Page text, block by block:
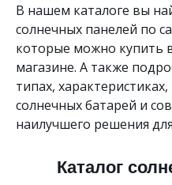
В нашем каталоге вы
солнечных панелей по
которые можно купить
магазине. А также
типах,
солнечных батарей и
наилучшего решения
Каталог